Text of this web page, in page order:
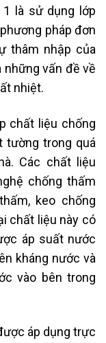
1 là sử dụng lớp
pháp đơn
thâm nhập của
những vấn đề về
nhiệt.
chất liệu chống
tường trong quá
Các chất liệu
chống thấm
keo chống
chất liệu này có
áp suất nước
kháng nước và
vào bên trong
áp dụng trực